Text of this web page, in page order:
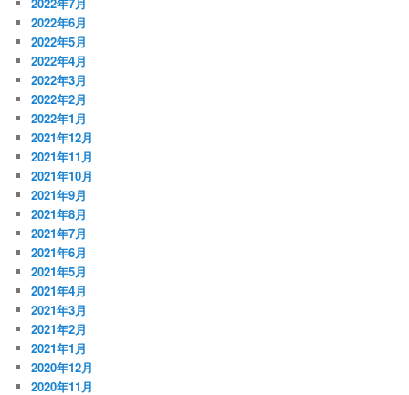
2022年6月
2022年5月
2022年4月
2022年3月
2022年2月
2022年1月
2021年12月
2021年11月
2021年10月
2021年9月
2021年8月
2021年7月
2021年6月
2021年5月
2021年4月
2021年3月
2021年2月
2021年1月
2020年12月
2020年11月